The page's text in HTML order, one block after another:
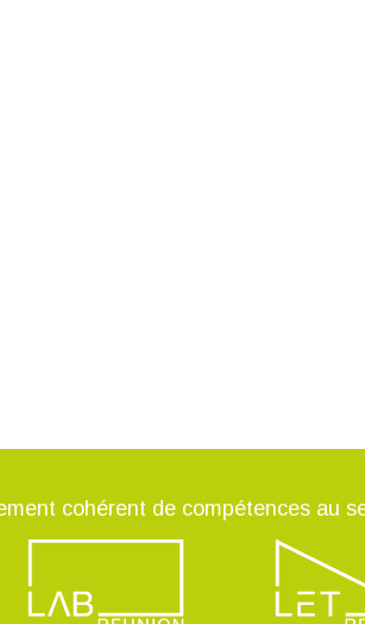
cohérent de compétences au